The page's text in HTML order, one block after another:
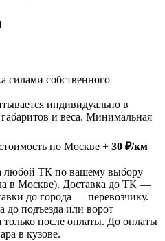
силами собственного
индивидуально в
габаритов и веса. Минимальная
по Москве + 30 ₽/км
любой ТК по вашему выбору
в Москве). Доставка до ТК —
до города — перевозчику.
до подъезда или ворот
после оплаты. До оплаты
в кузове.